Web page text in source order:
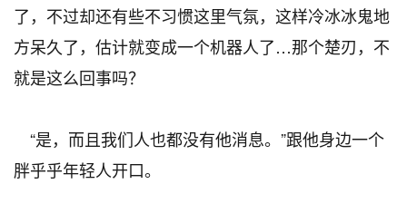
了，不过却还有些不习惯这里气氛，这样冷冰冰鬼地
方呆久了，估计就变成一个机器人了…那个楚刃，不
就是这么回事吗？
“是，而且我们人也都没有他消息。”跟他身边一个
胖乎乎年轻人开口。